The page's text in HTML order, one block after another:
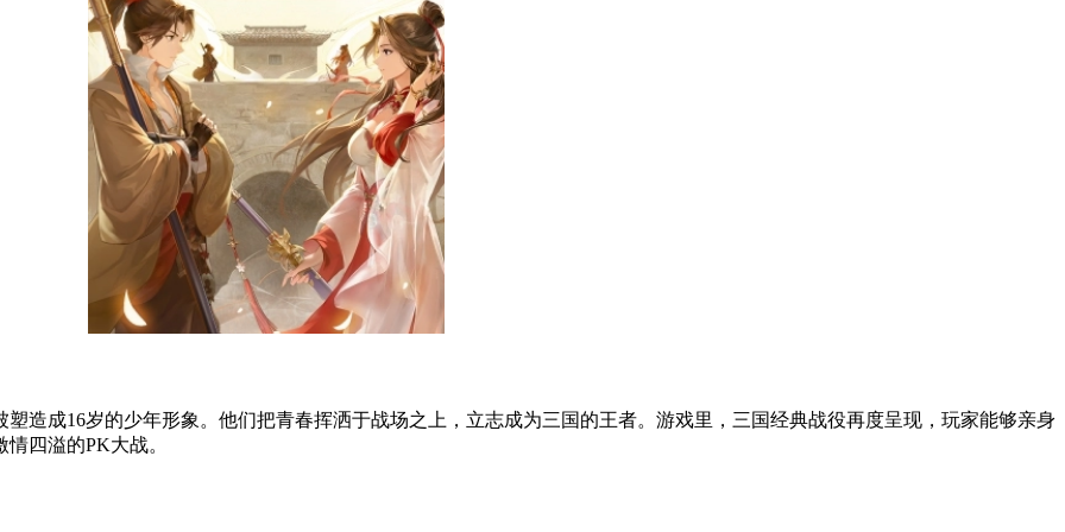
造成16岁的少年形象。他们把青春挥洒于战场之上，立志成为三国的王者。游戏里，三国经典战役再度呈现，玩家能够亲身
四溢的PK大战。